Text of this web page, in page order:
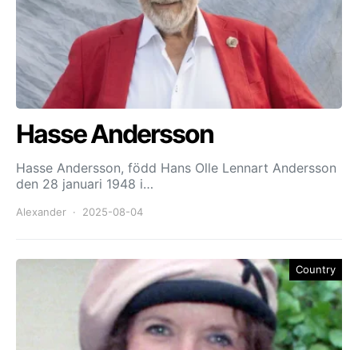
Hasse Andersson
Hasse Andersson, född Hans Olle Lennart Andersson
den 28 januari 1948 i…
Alexander 2025-08-04
Country